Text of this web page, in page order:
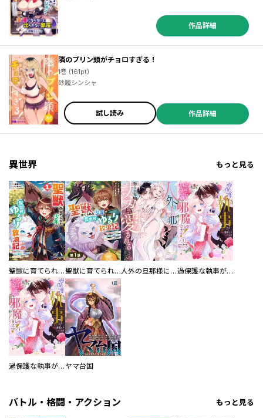
作品詳細
隣のプリン頭がチョロすぎる！
1巻 (161pt)
砂履シンシャ
試し読み 作品詳細
異世界 もっと見る
聖獣に育てられた少年の異世界ゆるり放浪記～神様からもらったチート魔法で、仲間たちとスローライフを満喫中～ 聖獣に育てられた少年の異世界ゆるり放浪記～神様からもらったチート魔法で、仲間たちとスローライフを満喫中～【分冊版】 人外の旦那様に娶られ毎晩ナカまで愛される…。アンソロジー 過保護な執事が私の婚活を邪魔してきます！ 分冊版
過保護な執事が私の婚活を邪魔してきます！ ヤマ台国
バトル・格闘・アクション もっと見る